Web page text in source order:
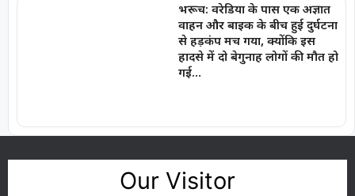
भरूच: वरेडिया के पास एक अज्ञात
वाहन और बाइक के बीच हुई दुर्घटना
से हड़कंप मच गया, क्योंकि इस
हादसे में दो बेगुनाह लोगों की मौत हो
गई…
Our Visitor